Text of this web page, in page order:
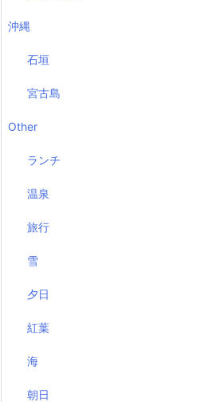
沖縄
石垣
宮古島
Other
ランチ
温泉
旅行
雪
夕日
紅葉
海
朝日